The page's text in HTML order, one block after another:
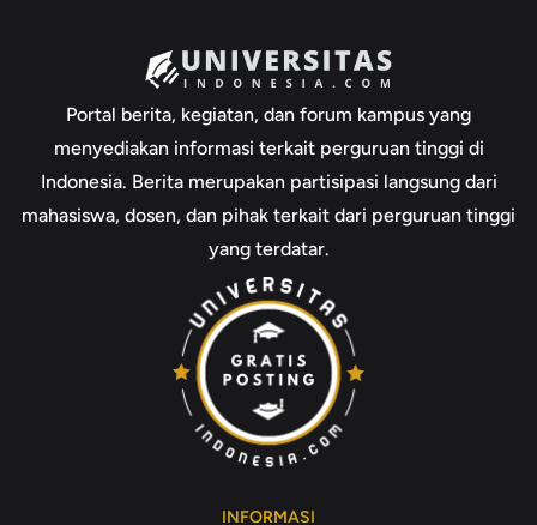
Portal berita, kegiatan, dan forum kampus yang
menyediakan informasi terkait perguruan tinggi di
Indonesia. Berita merupakan partisipasi langsung dari
mahasiswa, dosen, dan pihak terkait dari perguruan tinggi
yang terdatar.
INFORMASI